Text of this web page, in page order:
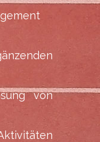
von